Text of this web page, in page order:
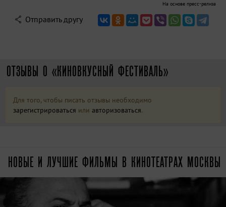
На основе пресс-релиза
Отправить другу
ОТЗЫВЫ О «КИНОВКУСНЫЙ ФЕСТИВАЛЬ»
Для того, чтобы писать отзывы необходимо
зарегистрироваться или авторизоваться.
НОВЫЕ И ЛУЧШИЕ ФИЛЬМЫ В КИНОТЕАТРАХ МОСКВЫ